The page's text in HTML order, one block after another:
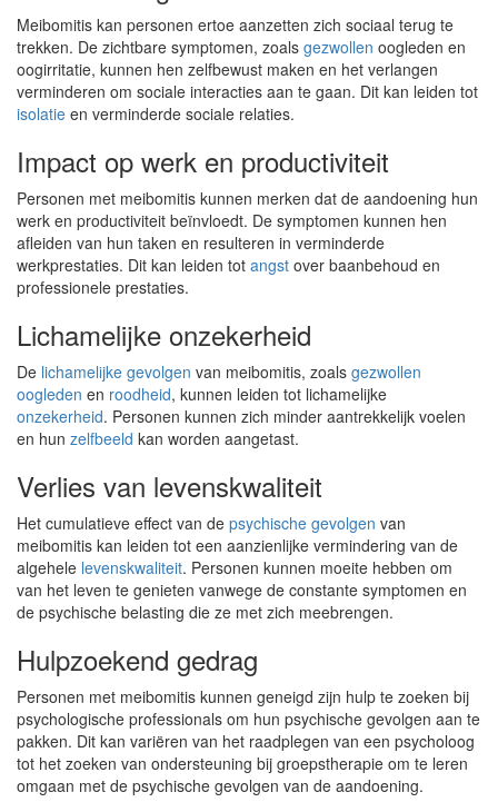
Meibomitis kan personen ertoe aanzetten zich sociaal terug te
trekken. De zichtbare symptomen, zoals gezwollen oogleden en
oogirritatie, kunnen hen zelfbewust maken en het verlangen
verminderen om sociale interacties aan te gaan. Dit kan leiden tot
isolatie en verminderde sociale relaties.
Impact op werk en productiviteit
Personen met meibomitis kunnen merken dat de aandoening hun
werk en productiviteit beïnvloedt. De symptomen kunnen hen
afleiden van hun taken en resulteren in verminderde
werkprestaties. Dit kan leiden tot angst over baanbehoud en
professionele prestaties.
Lichamelijke onzekerheid
De lichamelijke gevolgen van meibomitis, zoals gezwollen
oogleden en roodheid, kunnen leiden tot lichamelijke
onzekerheid. Personen kunnen zich minder aantrekkelijk voelen
en hun zelfbeeld kan worden aangetast.
Verlies van levenskwaliteit
Het cumulatieve effect van de psychische gevolgen van
meibomitis kan leiden tot een aanzienlijke vermindering van de
algehele levenskwaliteit. Personen kunnen moeite hebben om
van het leven te genieten vanwege de constante symptomen en
de psychische belasting die ze met zich meebrengen.
Hulpzoekend gedrag
Personen met meibomitis kunnen geneigd zijn hulp te zoeken bij
psychologische professionals om hun psychische gevolgen aan te
pakken. Dit kan variëren van het raadplegen van een psycholoog
tot het zoeken van ondersteuning bij groepstherapie om te leren
omgaan met de psychische gevolgen van de aandoening.